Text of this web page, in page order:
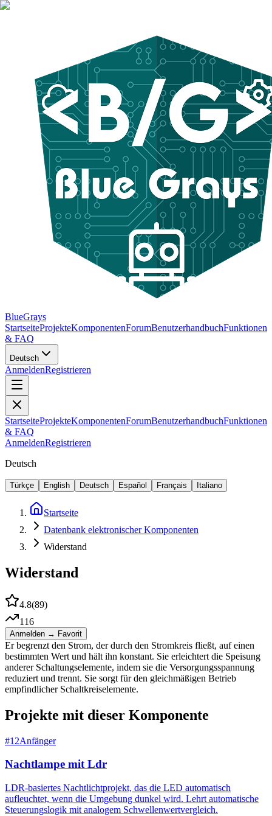
BlueGrays
StartseiteProjekteKomponentenForumBenutzerhandbuchFunktionen
& FAQ
Deutsch
AnmeldenRegistrieren
StartseiteProjekteKomponentenForumBenutzerhandbuchFunktionen
& FAQ
AnmeldenRegistrieren
Deutsch
Türkçe English Deutsch Español Français Italiano
Startseite
Datenbank elektronischer Komponenten
Widerstand
Widerstand
4.8(89)
116
Anmelden → Favorit
Er begrenzt den Strom, der durch den Stromkreis fließt, auf einen
bestimmten Wert und hält ihn konstant. Sie erleichtert die Speisung
anderer Schaltungselemente, indem sie die Versorgungsspannung
reduziert und trennt. Sie sorgt für den gleichmäßigen Betrieb
empfindlicher Schaltkreiselemente.
Projekte mit dieser Komponente
#12Anfänger
Nachtlampe mit Ldr
LDR-basiertes Nachtlichtprojekt, das die LED automatisch
aufleuchtet, wenn die Umgebung dunkel wird. Lehrt automatische
Steuerungslogik mit analogem Schwellenwertvergleich.